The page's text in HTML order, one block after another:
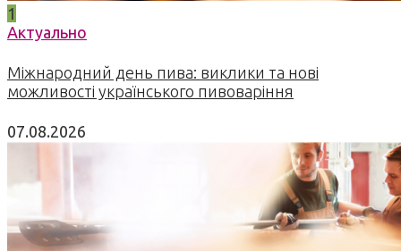
1
Актуально
Міжнародний день пива: виклики та нові
можливості українського пивоваріння
07.08.2026